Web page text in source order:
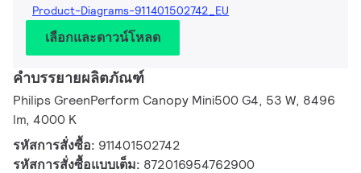
Product-Diagrams-911401502742_EU
เลือกและดาวน์โหลด
คำบรรยายผลิตภัณฑ์
Philips GreenPerform Canopy Mini500 G4, 53 W, 8496
lm, 4000 K
รหัสการสั่งซื้อ: 911401502742
รหัสการสั่งซื้อแบบเต็ม: 872016954762900